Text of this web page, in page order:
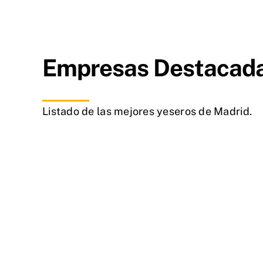
Empresas
Listado de las mejores yeseros de Madrid.